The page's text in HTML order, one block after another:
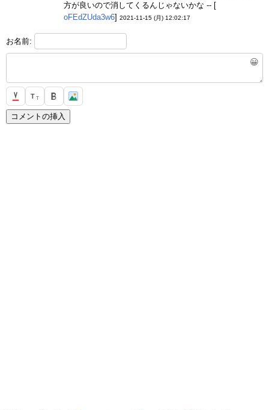
方が良いので消してくるんじゃないかな -- [
oFEdZUda3w6] 2021-11-15 (月) 12:02:17
お名前:
😀
T T